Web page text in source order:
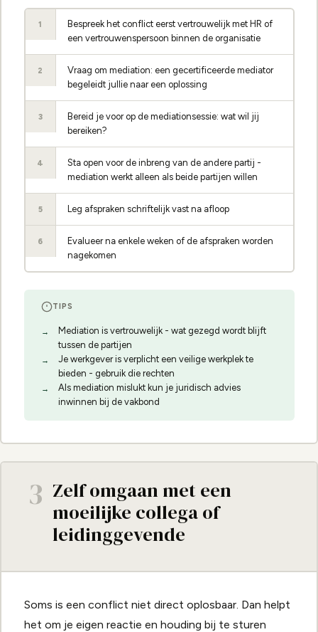
1
Bespreek het conflict eerst vertrouwelijk met HR of
een vertrouwenspersoon binnen de organisatie
2
Vraag om mediation: een gecertificeerde mediator
begeleidt jullie naar een oplossing
3
Bereid je voor op de mediationsessie: wat wil jij
bereiken?
4
Sta open voor de inbreng van de andere partij -
mediation werkt alleen als beide partijen willen
5 Leg afspraken schriftelijk vast na afloop
6
Evalueer na enkele weken of de afspraken worden
nagekomen
TIPS
Mediation is vertrouwelijk - wat gezegd wordt blijft
tussen de partijen
Je werkgever is verplicht een veilige werkplek te
bieden - gebruik die rechten
Als mediation mislukt kun je juridisch advies
inwinnen bij de vakbond
3 Zelf omgaan met een
moeilijke collega of
leidinggevende
Soms is een conflict niet direct oplosbaar. Dan helpt
het om je eigen reactie en houding bij te sturen